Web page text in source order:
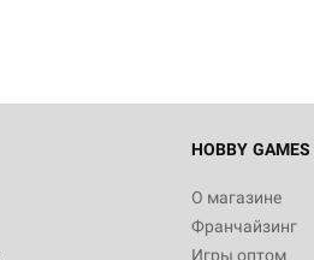
HOBBY GAMES
О магазине
Франчайзинг
Игры оптом